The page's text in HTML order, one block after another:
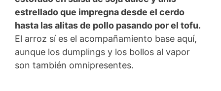
estrellado que impregna desde el cerdo
hasta las alitas de pollo pasando por el tofu.
El arroz sí es el acompañamiento base aquí,
aunque los dumplings y los bollos al vapor
son también omnipresentes.